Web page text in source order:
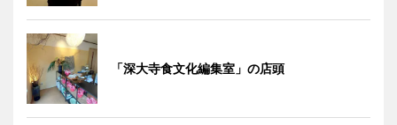
「深大寺食文化編集室」の店頭